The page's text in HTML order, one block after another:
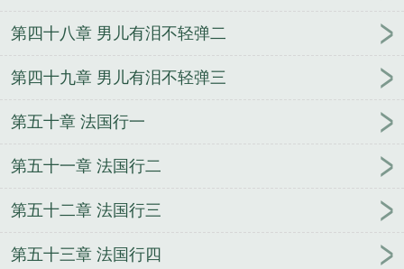
第四十八章 男儿有泪不轻弹二
第四十九章 男儿有泪不轻弹三
第五十章 法国行一
第五十一章 法国行二
第五十二章 法国行三
第五十三章 法国行四